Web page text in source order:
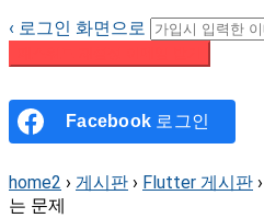
‹ 로그인 화면으로
Facebook 로그인
home2 › 게시판 › Flutter 게시판 ›
는 문제